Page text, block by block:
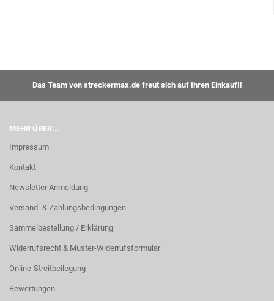
Das Team von streckermax.de freut sich auf Ihren Einkauf!!
MEHR ÜBER...
Impressum
Kontakt
Newsletter Anmeldung
Versand- & Zahlungsbedingungen
Sammelbestellung / Erklärung
Widerrufsrecht & Muster-Widerrufsformular
Online-Streitbeilegung
Bewertungen